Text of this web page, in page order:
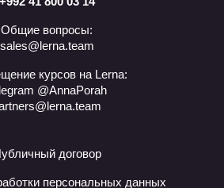
Общие вопросы:
sales@lerna.team
курсов на Lerna:
@AnnaPorah
договор
персональных данных